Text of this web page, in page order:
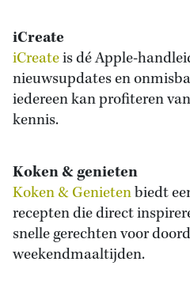
iCreate
iCreateis dé Apple-
nieuwsupdates en
iedereen kan profiteren
kennis.
Koken & genieten
Koken & Genietenbiedt
recepten die direct
snelle gerechten voor
weekendmaaltijden.